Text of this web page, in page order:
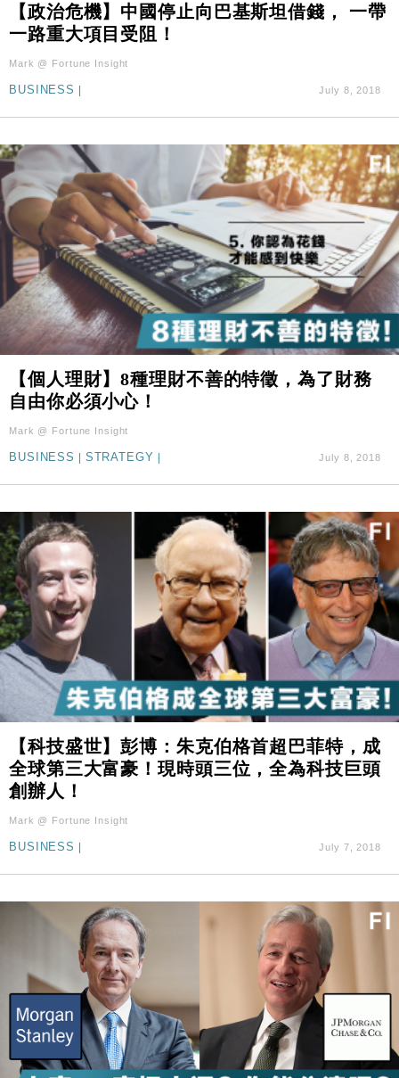
【政治危機】中國停止向巴基斯坦借錢， 一帶
一路重大項目受阻！
Mark @ Fortune Insight
BUSINESS | July 8, 2018
【個人理財】8種理財不善的特徵，為了財務
自由你必須小心！
Mark @ Fortune Insight
BUSINESS | STRATEGY | July 8, 2018
【科技盛世】彭博：朱克伯格首超巴菲特，成
全球第三大富豪！現時頭三位，全為科技巨頭
創辦人！
Mark @ Fortune Insight
BUSINESS | July 7, 2018